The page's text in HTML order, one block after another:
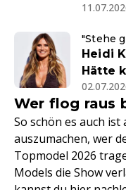
"Stehe
Heidi
Hätte
Wer flog raus
So schön es auch
auszumachen, wer
Topmodel 2026
Models die Show